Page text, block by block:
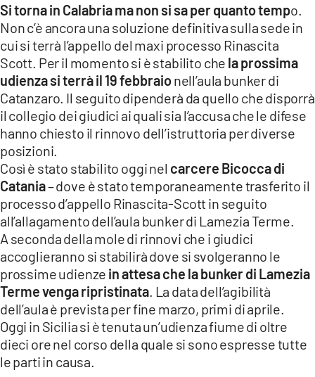
Network
LACPLAY.IT
LACTV.IT
LACONAIR.IT
LACITYMAG.IT
ILREGGINO.IT
COSENZACHANNEL.IT
ILVIBONESE.IT
CATANZAROCHANNEL.IT
LACAPITALENEWS.IT
App
ANDROID
APPLE
Si torna in Calabria ma non si sa per quanto tempo.
Non c’è ancora una soluzione definitiva sulla sede in
cui si terrà l’appello del maxi processo Rinascita
Scott. Per il momento si è stabilito che la prossima
udienza si terrà il 19 febbraionell’aula bunker di
Catanzaro. Il seguito dipenderà da quello che disporrà
il collegio dei giudici ai quali sia l’accusa che le difese
hanno chiesto il rinnovo dell’istruttoria per diverse
posizioni.
Così è stato stabilito oggi nel carcere Bicocca di
Catania– dove è stato temporaneamente trasferito il
processo d’appello Rinascita-Scott in seguito
all’allagamento dell’aula bunker di Lamezia Terme.
A seconda della mole di rinnovi che i giudici
accoglieranno si stabilirà dove si svolgeranno le
prossime udienze in attesa che la bunker di Lamezia
Terme venga ripristinata . La data dell’agibilità
dell’aula è prevista per fine marzo, primi di aprile.
Oggi in Sicilia si è tenuta un’udienza fiume di oltre
dieci ore nel corso della quale si sono espresse tutte
le parti in causa.